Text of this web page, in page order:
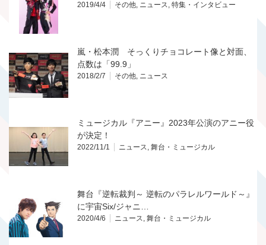
2019/4/4 その他, ニュース, 特集・インタビュー
嵐・松本潤 そっくりチョコレート像と対面、
点数は「99.9」
2018/2/7 その他, ニュース
ミュージカル『アニー』2023年公演のアニー役
が決定！
2022/11/1 ニュース, 舞台・ミュージカル
舞台『逆転裁判～ 逆転のパラレルワールド～』
に宇宙Six/ジャニ…
2020/4/6 ニュース, 舞台・ミュージカル